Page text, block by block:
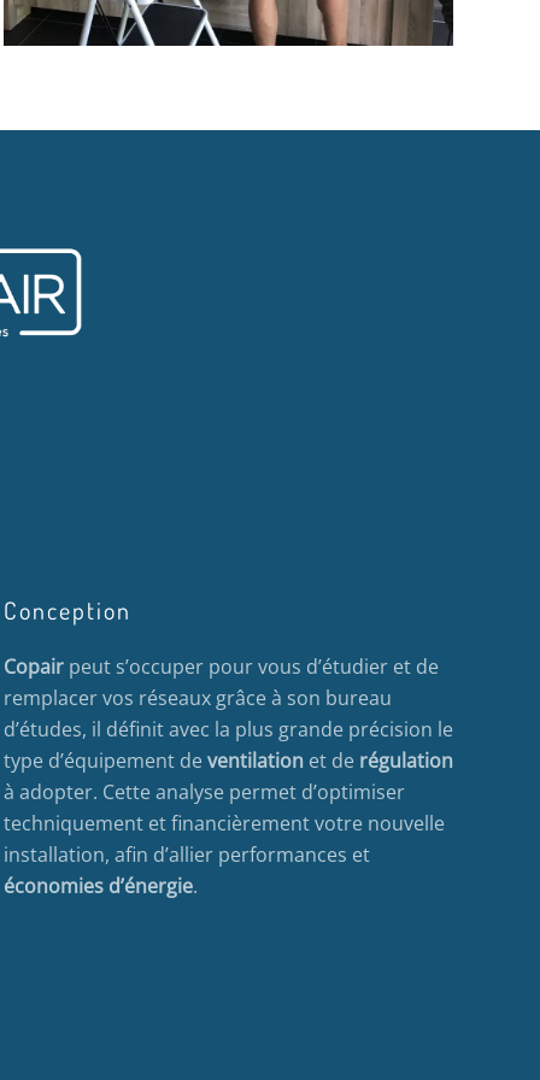
Conception
Copairpeut s’occuper pour vous d’étudier et de
remplacer vos réseaux grâce à son bureau
d’études, il définit avec la plus grande précision le
type d’équipement deventilationet de régulation
à adopter. Cette analyse permet d’optimiser
techniquement et financièrement votre nouvelle
installation, afin d’allier performances et
économies d’énergie.